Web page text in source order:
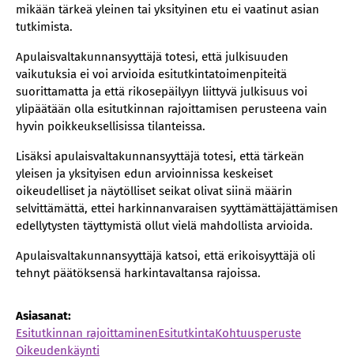
mikään tärkeä yleinen tai yksityinen etu ei vaatinut asian
tutkimista.
Apulaisvaltakunnansyyttäjä totesi, että julkisuuden
vaikutuksia ei voi arvioida esitutkintatoimenpiteitä
suorittamatta ja että rikosepäilyyn liittyvä julkisuus voi
ylipäätään olla esitutkinnan rajoittamisen perusteena vain
hyvin poikkeuksellisissa tilanteissa.
Lisäksi apulaisvaltakunnansyyttäjä totesi, että tärkeän
yleisen ja yksityisen edun arvioinnissa keskeiset
oikeudelliset ja näytölliset seikat olivat siinä määrin
selvittämättä, ettei harkinnanvaraisen syyttämättäjättämisen
edellytysten täyttymistä ollut vielä mahdollista arvioida.
Apulaisvaltakunnansyyttäjä katsoi, että erikoisyyttäjä oli
tehnyt päätöksensä harkintavaltansa rajoissa.
Asiasanat:
Esitutkinnan rajoittaminenEsitutkintaKohtuusperuste
Oikeudenkäynti